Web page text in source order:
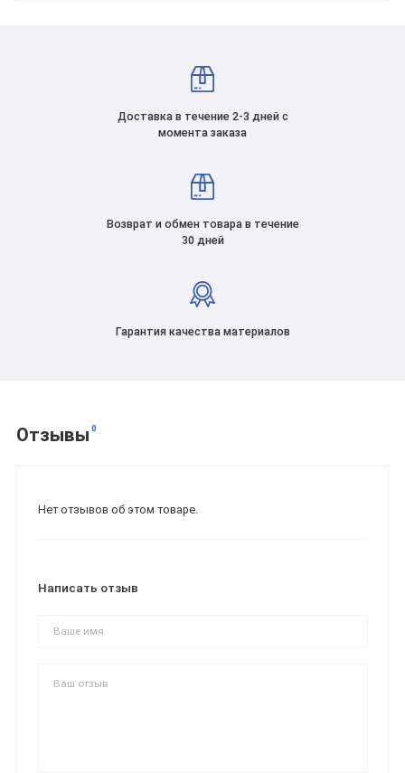
Доставка в течение 2-3 дней с
момента заказа
Возврат и обмен товара в течение
30 дней
Гарантия качества материалов
Отзывы 0
Нет отзывов об этом товаре.
Написать отзыв